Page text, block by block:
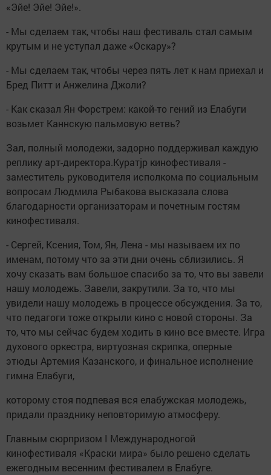
«Эйе! Эйе! Эйе!».
- Мы сделаем так, чтобы наш фестиваль стал самым
крутым и не уступал даже «Оскару»?
- Мы сделаем так, чтобы через пять лет к нам приехал и
Бред Питт и Анжелина Джоли?
- Как сказал Ян Форстрем: какой-то гений из Елабуги
возьмет Каннскую пальмовую ветвь?
Зал, полный молодежи, задорно поддерживал каждую
реплику арт-директора.Куратjр кинофестиваля -
заместитель руководителя исполкома по социальным
вопросам Людмила Рыбакова высказала слова
благодарности организаторам и почетным гостям
кинофестиваля.
- Сергей, Ксения, Том, Ян, Лена - мы называем их по
именам, потому что за эти дни очень сблизились. Я
хочу сказать вам большое спасибо за то, что вы завели
нашу молодежь. Завели, закрутили. За то, что мы
увидели нашу молодежь в процессе обсуждения. За то,
что педагоги тоже открыли кино с новой стороны. За
то, что мы сейчас будем ходить в кино все вместе. Игра
духового оркестра, виртуозная скрипка, оперные
этюды Артемия Казанского, и финальное исполнение
гимна Елабуги,
которому стоя подпевая вся елабужская молодежь,
придали празднику неповторимую атмосферу.
Главным сюрпризом I Международногой
кинофестиваля «Краски мира» было решено сделать
ежегодным весенним фестивалем в Елабуге.